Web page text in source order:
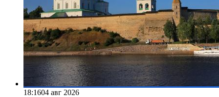
18:1604 авг 2026